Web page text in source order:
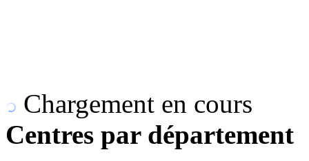
Chargement en cours
Centres par département